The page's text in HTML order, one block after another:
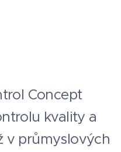
Concept
kvality a
v průmyslových